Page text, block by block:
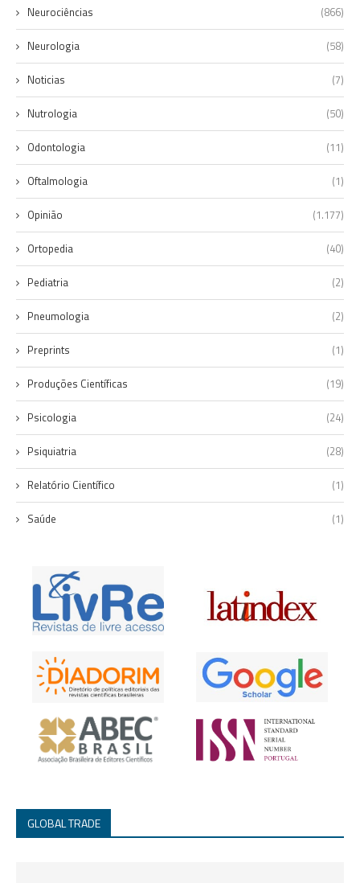
Neurociências (866)
Neurologia (58)
Noticias (7)
Nutrologia (50)
Odontologia (11)
Oftalmologia (1)
Opinião (1.177)
Ortopedia (40)
Pediatria (2)
Pneumologia (2)
Preprints (1)
Produções Científicas (19)
Psicologia (24)
Psiquiatria (28)
Relatório Científico (1)
Saúde (1)
GLOBAL TRADE